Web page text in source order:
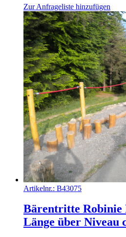
Zur Anfrageliste hinzufügen
Artikelnr.: B43075
Bärentritte Robinie
Länge über Niveau